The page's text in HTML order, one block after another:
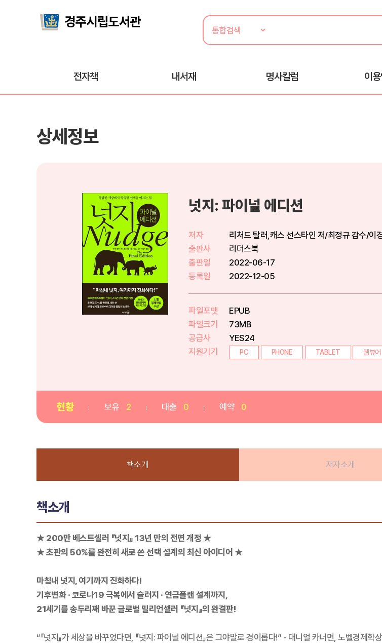
전자책 내서재 명사칼럼 이
상세정보
넛지: 파이널 에디션
저자
리처드 탈러,캐스 선스타인 저/최정규 감수/이
출판사
리더스북
출판일
2022-06-17
등록일
2022-12-05
파일포맷
EPUB
파일크기
73MB
공급사
YES24
지원기기
PC PHONE TABLET 웹뷰어
현황 보유 2 대출 0 예약 0
책소개 저자소개
책소개
★ 200만 베스트셀러 『넛지』 13년 만의 전면 개정 ★
★ 초판의 50%를 완전히 새로 쓴 선택 설계의 최신 아이디어 ★
마침내 넛지, 여기까지 진화하다!
기후변화 · 코로나19 극복에서 슬러지 · 연금플랜 설계까지,
21세기를 송두리째 바꾼 글로벌 밀리언셀러 『넛지』의 완결판!
“『넛지』가 세상을 바꾸었다면, 『넛지: 파이널 에디션』은 그야말로 경이롭다!” - 대니얼 카너먼, 노벨경제학상